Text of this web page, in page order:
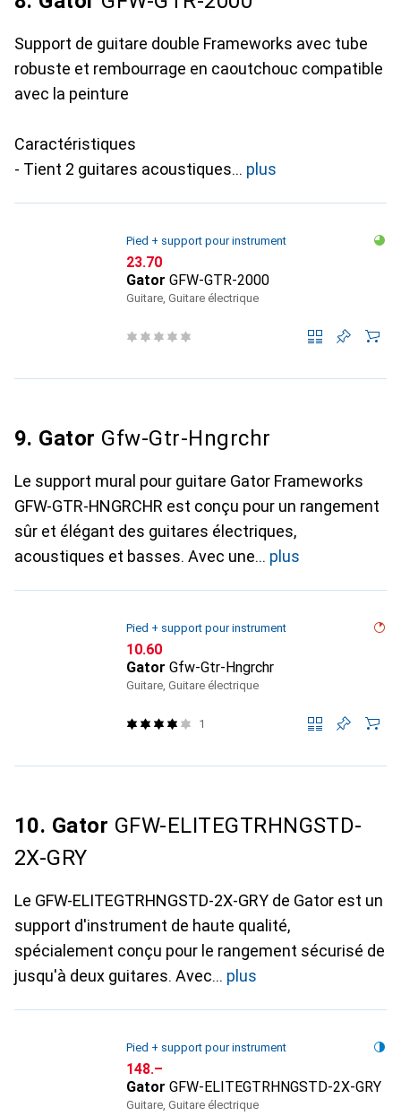
Support de guitare double Frameworks avec tube
robuste et rembourrage en caoutchouc compatible
avec la peinture
Caractéristiques
- Tient 2 guitares acoustiques
plus
Pied + support pour instrument
CHF
23.70
Gator GFW-GTR-2000
Guitare, Guitare électrique
9. Gator Gfw-Gtr-Hngrchr
Le support mural pour guitare Gator Frameworks
GFW-GTR-HNGRCHR est conçu pour un rangement
sûr et élégant des guitares électriques,
acoustiques et basses. Avec une
plus
Pied + support pour instrument
CHF
10.60
Gator Gfw-Gtr-Hngrchr
Guitare, Guitare électrique
1
10. Gator GFW-ELITEGTRHNGSTD-
2X-GRY
Le GFW-ELITEGTRHNGSTD-2X-GRY de Gator est un
support d'instrument de haute qualité,
spécialement conçu pour le rangement sécurisé de
jusqu'à deux guitares. Avec
plus
Pied + support pour instrument
CHF
148.–
Gator GFW-ELITEGTRHNGSTD-2X-GRY
Guitare, Guitare électrique